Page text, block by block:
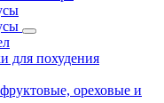
для похудения
ореховые и